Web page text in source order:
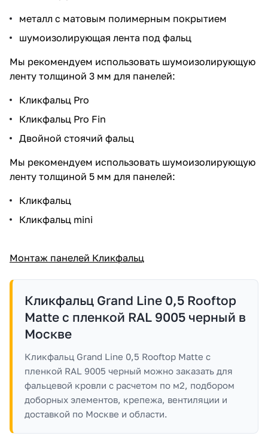
металл с матовым полимерным покрытием
шумоизолирующая лента под фальц
Мы рекомендуем использовать шумоизолирующую
ленту толщиной 3 мм для панелей:
Кликфальц Pro
Кликфальц Pro Fin
Двойной стоячий фальц
Мы рекомендуем использовать шумоизолирующую
ленту толщиной 5 мм для панелей:
Кликфальц
Кликфальц mini
Монтаж панелей Кликфальц
Кликфальц Grand Line 0,5 Rooftop
Matte с пленкой RAL 9005 черный в
Москве
Кликфальц Grand Line 0,5 Rooftop Matte с
пленкой RAL 9005 черный можно заказать для
фальцевой кровли с расчетом по м2, подбором
доборных элементов, крепежа, вентиляции и
доставкой по Москве и области.